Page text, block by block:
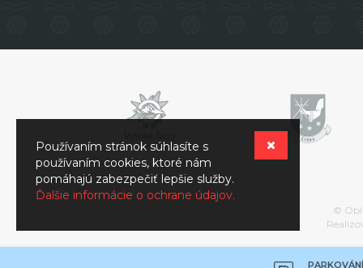
PARKOVÁNÍ
©
Používaním stránok súhlasíte s
používaním cookies, ktoré nám
pomáhajú zabezpečiť lepšie služby.
Ďalšie informácie o ochrane údajov.